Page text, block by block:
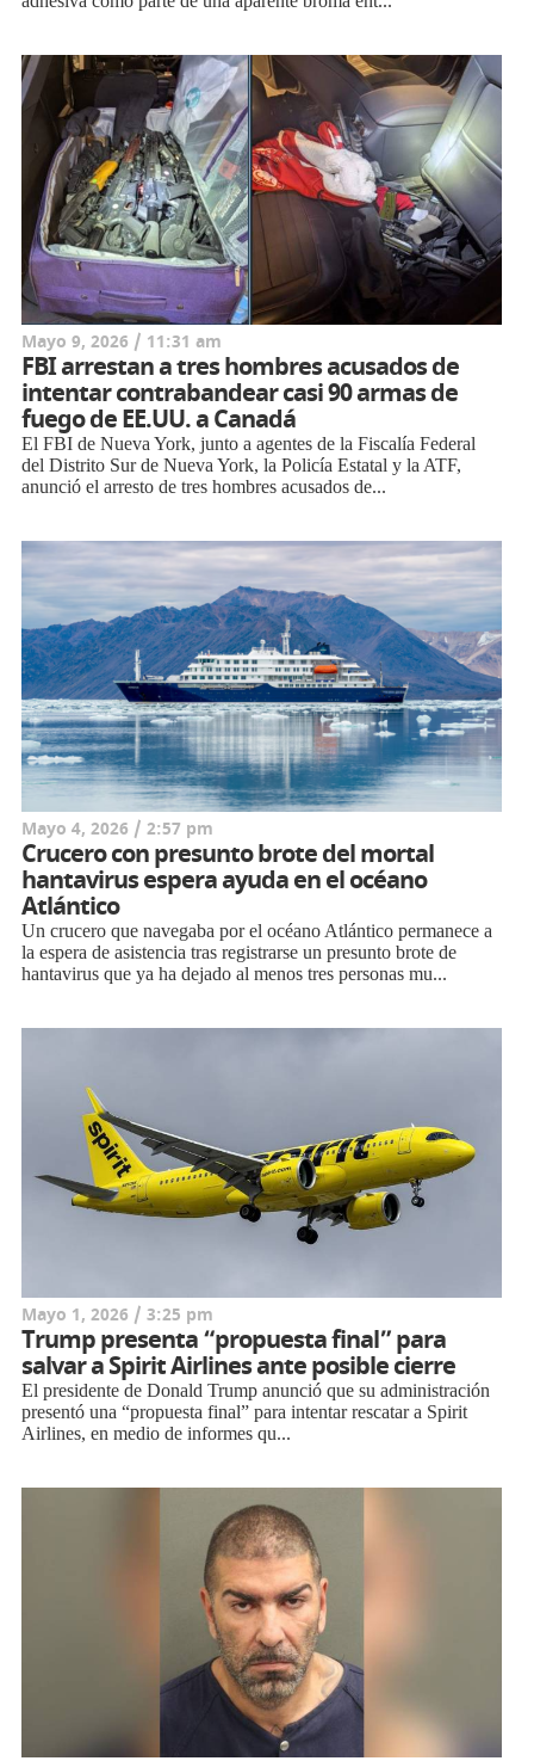
Mayo 9, 2026 / 11:31 am
FBI arrestan a tres hombres acusados de
intentar contrabandear casi 90 armas de
fuego de EE.UU. a Canadá
El FBI de Nueva York, junto a agentes de la Fiscalía Federal
del Distrito Sur de Nueva York, la Policía Estatal y la ATF,
anunció el arresto de tres hombres acusados de...
Mayo 4, 2026 / 2:57 pm
Crucero con presunto brote del mortal
hantavirus espera ayuda en el océano
Atlántico
Un crucero que navegaba por el océano Atlántico permanece a
la espera de asistencia tras registrarse un presunto brote de
hantavirus que ya ha dejado al menos tres personas mu...
Mayo 1, 2026 / 3:25 pm
Trump presenta “propuesta final” para
salvar a Spirit Airlines ante posible cierre
El presidente de Donald Trump anunció que su administración
presentó una “propuesta final” para intentar rescatar a Spirit
Airlines, en medio de informes qu...